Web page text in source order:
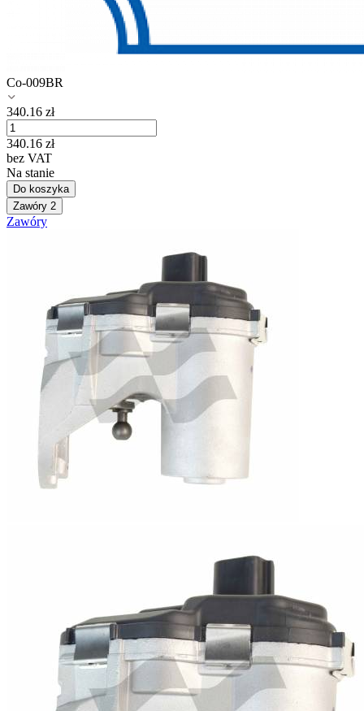
Co-009BR
340.16 zł
340.16 zł
bez VAT
Na stanie
Do koszyka
Zawóry 2
Zawóry